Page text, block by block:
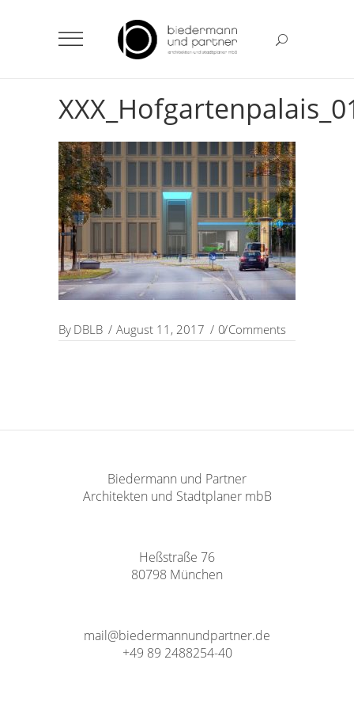
By DBLB August 11, 2017 0 Comments
Biedermann und Partner
Architekten und Stadtplaner mbB
Heßstraße 76
80798 München
mail@biedermannundpartner.de
+49 89 2488254-40